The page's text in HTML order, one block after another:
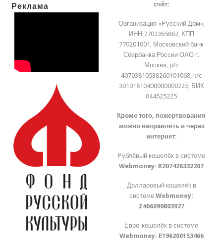
Реклама
счёт:
Организация «Русский Дом»,
ИНН 7702365862, КПП
770201001, Московский банк
Сбербанка России ОАО г.
Москва, р/с
40703810538260101068, к/с
30101810400000000225, БИК
044525225
Кроме того, пожертвования
можно направлять и через
интернет:
Рублёвый кошелёк в системе
Webmoney: R207426332207
Долларовый кошелёк в
системеWebmoney:
Z406090803927
Евро-кошелёк в системе
Webmoney: E196200153466